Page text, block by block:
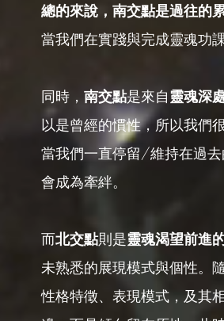
總的來說，南交點是過往的
當我們在實踐與完成靈魂功
同時， 南交點是來自靈魂深
以是曾經的慣性，所以我們
當我們一直停留/維持在過
會成為牽絆。
而北交點則是靈魂渴望前進
未熟悉的展現模式與個性。
性格特徵、表現模式，及其